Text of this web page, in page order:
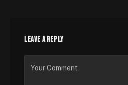
LEAVE A REPLY